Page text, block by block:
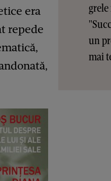
era
repede
un
mai